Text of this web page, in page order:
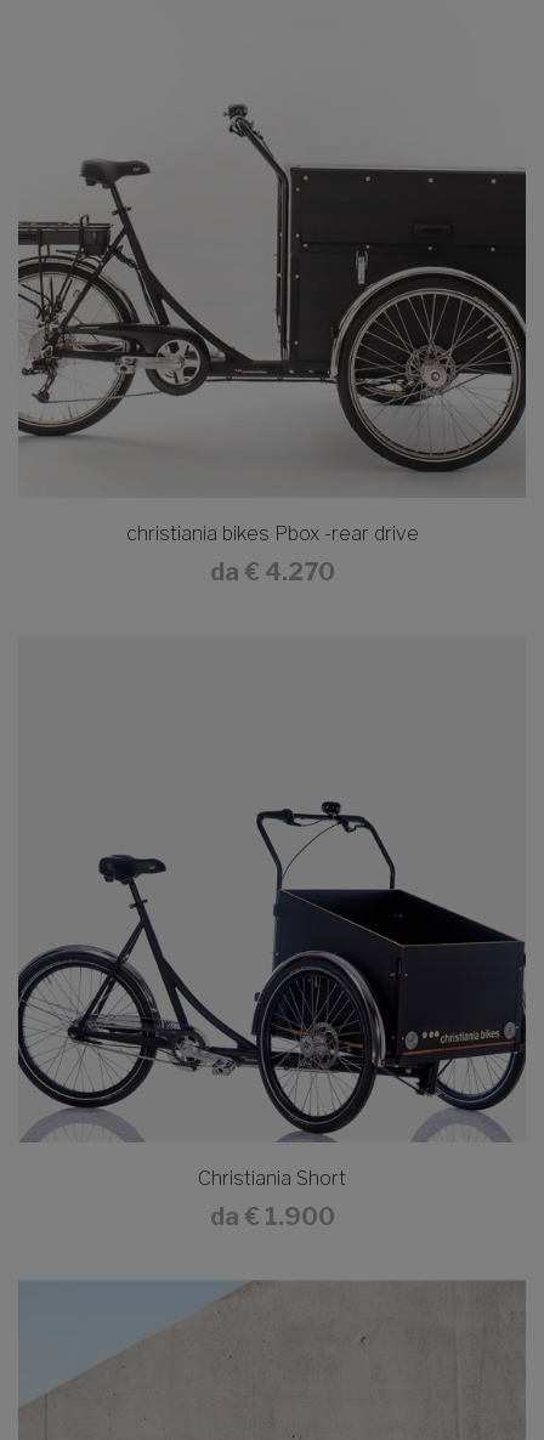
christiania bikes Pbox -rear drive
da € 4.270
Christiania Short
da € 1.900